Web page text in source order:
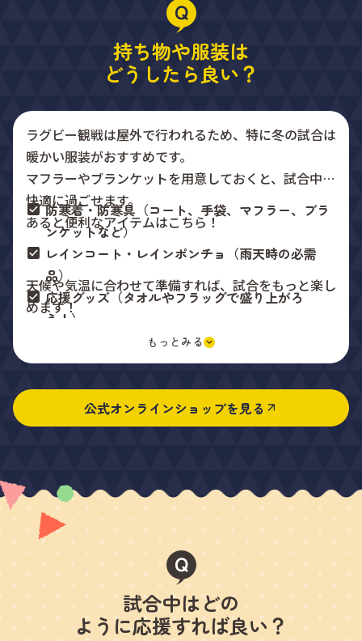
浦安D-Rocksの試合は、観る・食べる・応援する、す
べてが楽しめる特別な時間です。
持ち物や服装は
どうしたら良い？
ラグビー観戦は屋外で行われるため、特に冬の試合は
暖かい服装がおすすめです。
マフラーやブランケットを用意しておくと、試合中も
快適に過ごせます。
あると便利なアイテムはこちら！
防寒着・防寒具（コート、手袋、マフラー、ブラ
ンケットなど）
レインコート・レインポンチョ（雨天時の必需
品）
応援グッズ（タオルやフラッグで盛り上がろ
う！）
天候や気温に合わせて準備すれば、試合をもっと楽し
めます！
公式オンラインショップを見る
試合中はどの
ように応援すれば良い？